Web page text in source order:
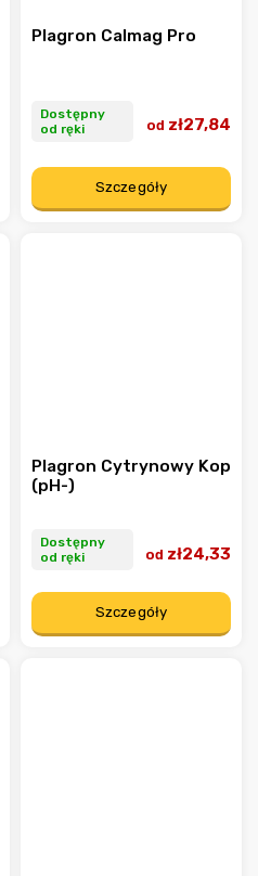
Plagron Calmag Pro
Dostępny
od ręki
od zł27,84
Szczegóły
Plagron Cytrynowy Kop
(pH-)
Dostępny
od ręki
od zł24,33
Szczegóły